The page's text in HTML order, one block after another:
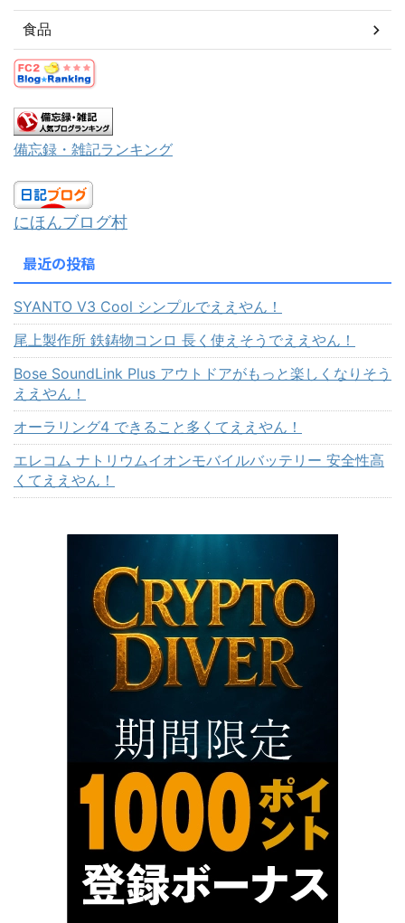
食品
備忘録・雑記ランキング
にほんブログ村
最近の投稿
SYANTO V3 Cool シンプルでええやん！
尾上製作所 鉄鋳物コンロ 長く使えそうでええやん！
Bose SoundLink Plus アウトドアがもっと楽しくなりそう
ええやん！
オーラリング4 できること多くてええやん！
エレコム ナトリウムイオンモバイルバッテリー 安全性高
くてええやん！